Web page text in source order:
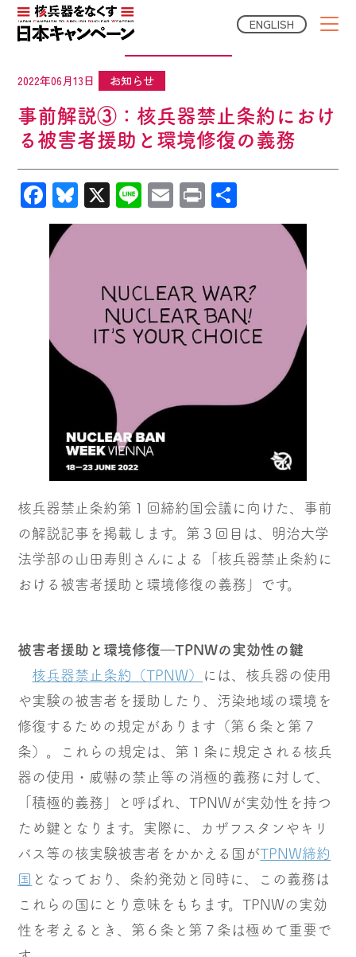
ENGLISH
NGO News
2022年06月13日 お知らせ
事前解説③：核兵器禁止条約におけ
る被害者援助と環境修復の義務
Facebook
Bluesky
X LineEmailPrint
有
核兵器禁止条約第１回締約国会議に向けた、事前
の解説記事を掲載します。第３回目は、明治大学
法学部の山田寿則さんによる「核兵器禁止条約に
おける被害者援助と環境修復の義務」です。
被害者援助と環境修復―TPNWの実効性の鍵
核兵器禁止条約（TPNW）
には、核兵器の使用
や実験の被害者を援助したり、汚染地域の環境を
修復するための規定があります（第６条と第７
条）。これらの規定は、第１条に規定される核兵
器の使用・威嚇の禁止等の消極的義務に対して、
「積極的義務」と呼ばれ、TPNWが実効性を持つ
ため鍵となります。実際に、カザフスタンやキリ
バス等の核実験被害者をかかえる国がTPNW締約
国 となっており、条約発効と同時に、この義務は
これらの国にとり意味をもちます。TPNWの実効
性を考えるとき、第６条と第７条は極めて重要で